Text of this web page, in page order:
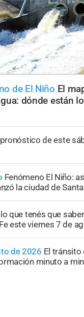
de El Niño El
dónde están
de este
Fenómeno El Niño:
la ciudad de
que tenés que
este viernes 7 de
de 2026 El tránsito
minuto a